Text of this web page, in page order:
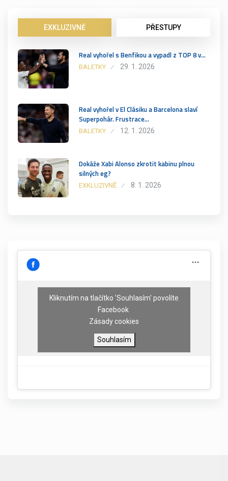
EXKLUZIVNĚ PŘESTUPY
Real vyhořel s Benfikou a vypadl z TOP 8 v…
BALETKY 29. 1. 2026
Real vyhořel v El Clásiku a Barcelona slaví
Superpohár. Frustrace…
BALETKY 12. 1. 2026
Dokáže Xabi Alonso zkrotit kabinu plnou
silných eg?
EXKLUZIVNĚ 8. 1. 2026
Kliknutím na tlačítko 'Souhlasím' povolíte
Facebook
Zásady cookies
Souhlasím